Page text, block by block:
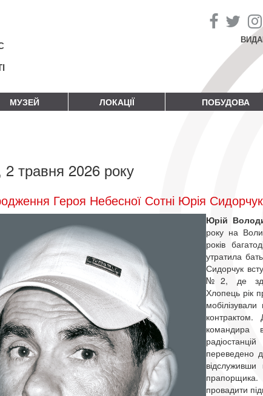
МУЗЕЙ ЛОКАЦІЇ ПОБУДОВА
травня 2026 року
Героя Небесної Сотні Юрія
Юрій
року на
років
утратила
Сидорчук
№2, де
Хлопець рік
командира
переведено
провадити